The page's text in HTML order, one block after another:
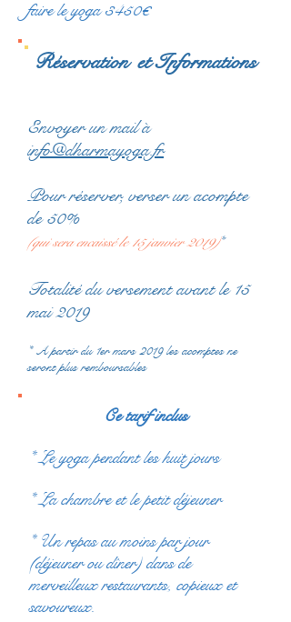
faire le yoga 3450€
Réservation etInformations
Envoyer un mail à
info@dharmayoga.fr
Pour réserver, verser un acompte
de 50%
(qui sera encaissé le 15 janvier 2019)*
Totalité du versement avant le 15
mai 2019
* A partir du 1er mars 2019 les acomptes ne
seront plus remboursables
Ce tarif inclus
* Le yoga pendant les huit jours
* La chambre et le petit déjeuner
* Un repas au moins par jour
(déjeuner ou dîner) dans de
merveilleux restaurants, copieux et
savoureux.